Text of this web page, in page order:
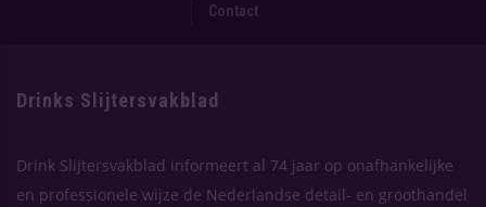
Contact
Drinks Slijtersvakblad
Drink Slijtersvakblad informeert al 74 jaar op onafhankelijke
en professionele wijze de Nederlandse detail- en groothandel